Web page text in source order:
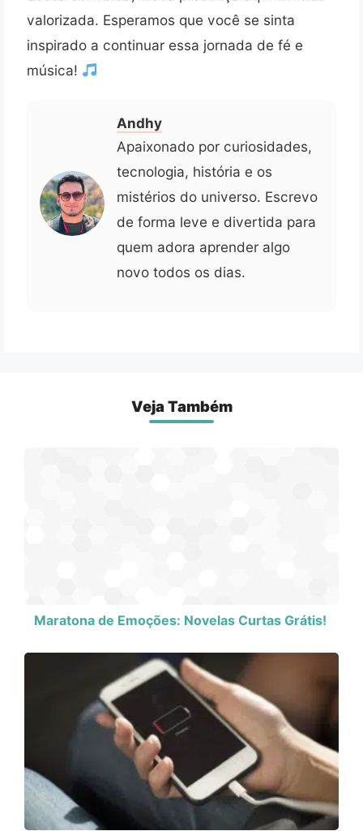
valorizada. Esperamos que você se sinta
inspirado a continuar essa jornada de fé e
música!
Andhy
Apaixonado por curiosidades,
tecnologia, história e os
mistérios do universo. Escrevo
de forma leve e divertida para
quem adora aprender algo
novo todos os dias.
Veja Também
Maratona de Emoções: Novelas Curtas Grátis!